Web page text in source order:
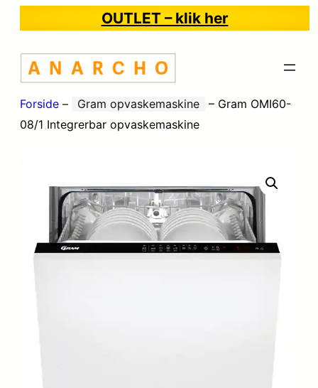
OUTLET – klik her
Forside – Gram opvaskemaskine – Gram OMI60-
08/1 Integrerbar opvaskemaskine